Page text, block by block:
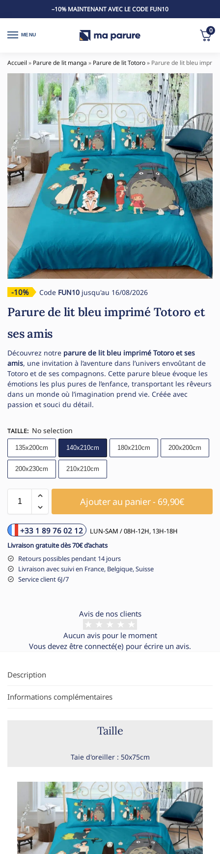
–10% MAINTENANT AVEC LE CODE FUN10
MENU
0
Accueil » Parure de lit manga » Parure de lit Totoro» Parure de lit bleu
-10% Code FUN10 jusqu'au 16/08/2026
Parure de lit bleu imprimé Totoro et
ses amis
Découvrez notre parure de lit bleu imprimé Totoro et ses
amis, une invitation à l’aventure dans l’univers envoûtant de
Totoro et de ses compagnons. Cette parure bleue évoque les
émotions les plus pures de l’enfance, transportant les rêveurs
dans un monde où l’imagination prend vie. Créée avec
passion et souci du détail.
TAILLE: No selection
135x200cm 140x210cm 180x210cm 200x200cm
200x230cm 210x210cm
Ajouter au panier - 69,90€
+33 1 89 76 02 12
LUN-SAM / 08H-12H, 13H-18H
Livraison gratuite dès 70€ d’achats
Retours possibles pendant 14 jours
Livraison avec suivi en France, Belgique, Suisse
Service client 6J/7
Avis de nos clients
Aucun avis pour le moment
Vous devez être connecté(e) pour écrire un avis.
Description
Informations complémentaires
Taille
Taie d'oreiller : 50x75cm